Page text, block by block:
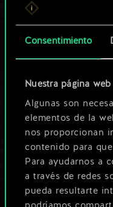
Consentimiento
Nuestra página
Algunas son
elementos de la
nos proporcionan
contenido para
Para ayudarnos a
a través de redes
pueda resultarte
Por
un
cartas
¡Pero
ser
Poner
una guía